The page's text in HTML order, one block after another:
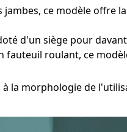
ce modèle offre
d'un siège pour
roulant, ce
la morphologie de